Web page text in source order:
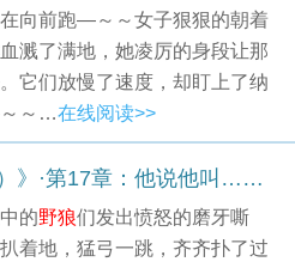
向前跑—～～女子狠狠的朝着
溅了满地，她凌厉的身段让那
它们放慢了速度，却盯上了纳
～～…在线阅读>>
》·第17章：他说他叫……
的野狼们发出愤怒的磨牙嘶
着地，猛弓一跳，齐齐扑了过